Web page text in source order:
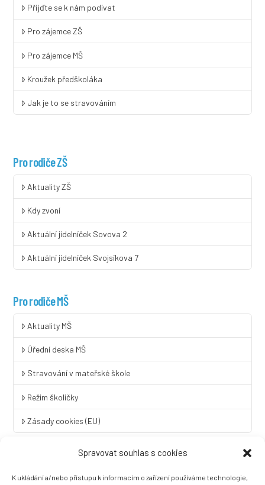
Spravovat souhlas s cookies
K ukládání a/nebo přístupu k informacím o zařízení používáme technologie,
Přijďte se k nám podívat
Pro zájemce ZŠ
Pro zájemce MŠ
Kroužek předškoláka
Jak je to se stravováním
Pro rodiče ZŠ
Aktuality ZŠ
Kdy zvoní
Aktuální jídelníček Sovova 2
Aktuální jídelníček Svojsíkova 7
Pro rodiče MŠ
Aktuality MŠ
Úřední deska MŠ
Stravování v mateřské škole
Režim školičky
Zásady cookies (EU)